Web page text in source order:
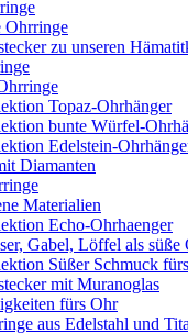
Ohrringe
zu unseren
Topaz-Ohrhänger
bunte Würfel-
Edelstein-
Diamanten
Materialien
Echo-Ohrhaenger
Gabel, Löffel als süße
Süßer Schmuck
mit Muranoglas
fürs Ohr
aus Edelstahl und